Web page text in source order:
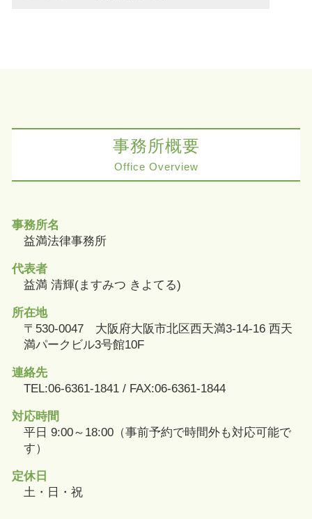
事務所概要
Office Overview
事務所名
益満法律事務所
代表者
益満 清輝(ますみつ きよてる)
所在地
〒530-0047 大阪府大阪市北区西天満3-14-16 西天
満パークビル3号館10F
連絡先
TEL:06-6361-1841 / FAX:06-6361-1844
対応時間
平日 9:00～18:00（事前予約で時間外も対応可能で
す）
定休日
土・日・祝